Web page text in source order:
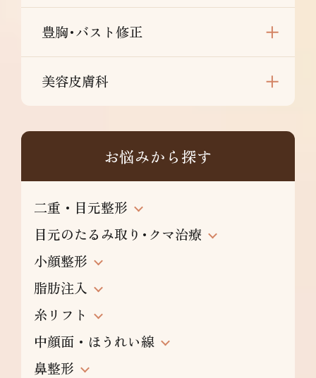
豊胸･バスト修正
美容皮膚科
お悩みから探す
二重・目元整形
目元のたるみ取り･クマ治療
小顔整形
脂肪注入
糸リフト
中顔面・ほうれい線
鼻整形